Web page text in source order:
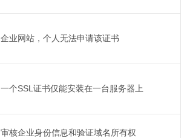
企业网站，个人无法申请该证书
一个SSL证书仅能安装在一台服务器上
审核企业身份信息和验证域名所有权